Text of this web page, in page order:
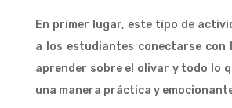
En primer lugar, este tipo de
a los estudiantes conectarse con
aprender sobre el olivar y todo lo
una manera práctica y